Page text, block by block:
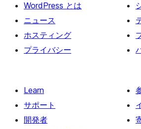
送
り
WordPress とは
ニュース
ホスティング
プライバシー
Learn
サポート
開発者